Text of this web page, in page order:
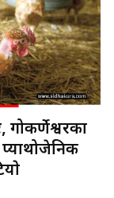
गोकर्णेश्वरका
प्याथोजेनिक